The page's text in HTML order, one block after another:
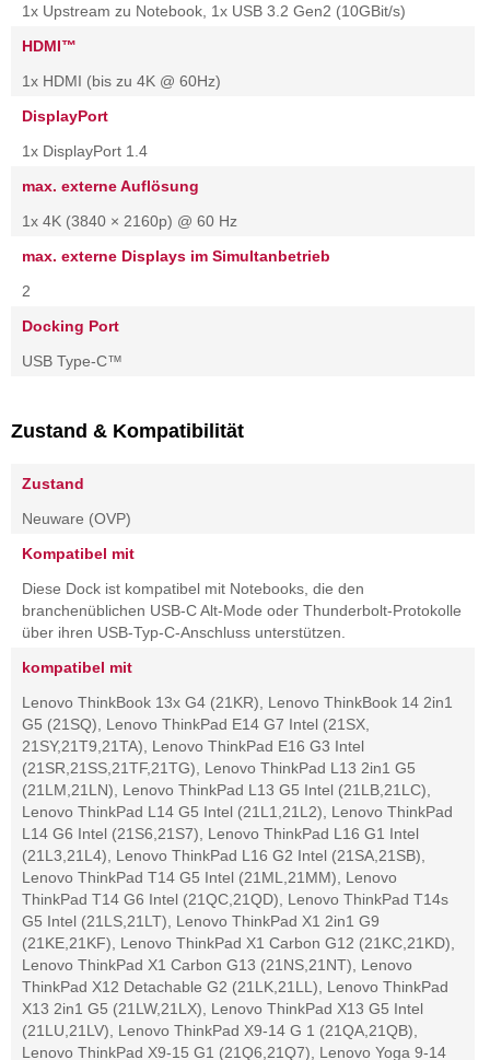
1x Upstream zu Notebook, 1x USB 3.2 Gen2 (10GBit/s)
HDMI™
1x HDMI (bis zu 4K @ 60Hz)
DisplayPort
1x DisplayPort 1.4
max. externe Auflösung
1x 4K (3840 × 2160p) @ 60 Hz
max. externe Displays im Simultanbetrieb
2
Docking Port
USB Type-C™
Zustand & Kompatibilität
Zustand
Neuware (OVP)
Kompatibel mit
Diese Dock ist kompatibel mit Notebooks, die den
branchenüblichen USB-C Alt-Mode oder Thunderbolt-Protokolle
über ihren USB-Typ-C-Anschluss unterstützen.
kompatibel mit
Lenovo ThinkBook 13x G4 (21KR), Lenovo ThinkBook 14 2in1
G5 (21SQ), Lenovo ThinkPad E14 G7 Intel (21SX,
21SY,21T9,21TA), Lenovo ThinkPad E16 G3 Intel
(21SR,21SS,21TF,21TG), Lenovo ThinkPad L13 2in1 G5
(21LM,21LN), Lenovo ThinkPad L13 G5 Intel (21LB,21LC),
Lenovo ThinkPad L14 G5 Intel (21L1,21L2), Lenovo ThinkPad
L14 G6 Intel (21S6,21S7), Lenovo ThinkPad L16 G1 Intel
(21L3,21L4), Lenovo ThinkPad L16 G2 Intel (21SA,21SB),
Lenovo ThinkPad T14 G5 Intel (21ML,21MM), Lenovo
ThinkPad T14 G6 Intel (21QC,21QD), Lenovo ThinkPad T14s
G5 Intel (21LS,21LT), Lenovo ThinkPad X1 2in1 G9
(21KE,21KF), Lenovo ThinkPad X1 Carbon G12 (21KC,21KD),
Lenovo ThinkPad X1 Carbon G13 (21NS,21NT), Lenovo
ThinkPad X12 Detachable G2 (21LK,21LL), Lenovo ThinkPad
X13 2in1 G5 (21LW,21LX), Lenovo ThinkPad X13 G5 Intel
(21LU,21LV), Lenovo ThinkPad X9-14 G 1 (21QA,21QB),
Lenovo ThinkPad X9-15 G1 (21Q6,21Q7), Lenovo Yoga 9-14